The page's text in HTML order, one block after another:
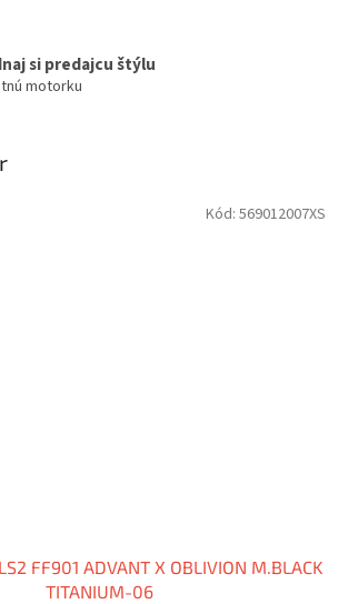
si predajcu štýlu
motorku
FF901 ADVANT X OBLIVION M.BLACK
TITANIUM-06
Kód: 569012007XS